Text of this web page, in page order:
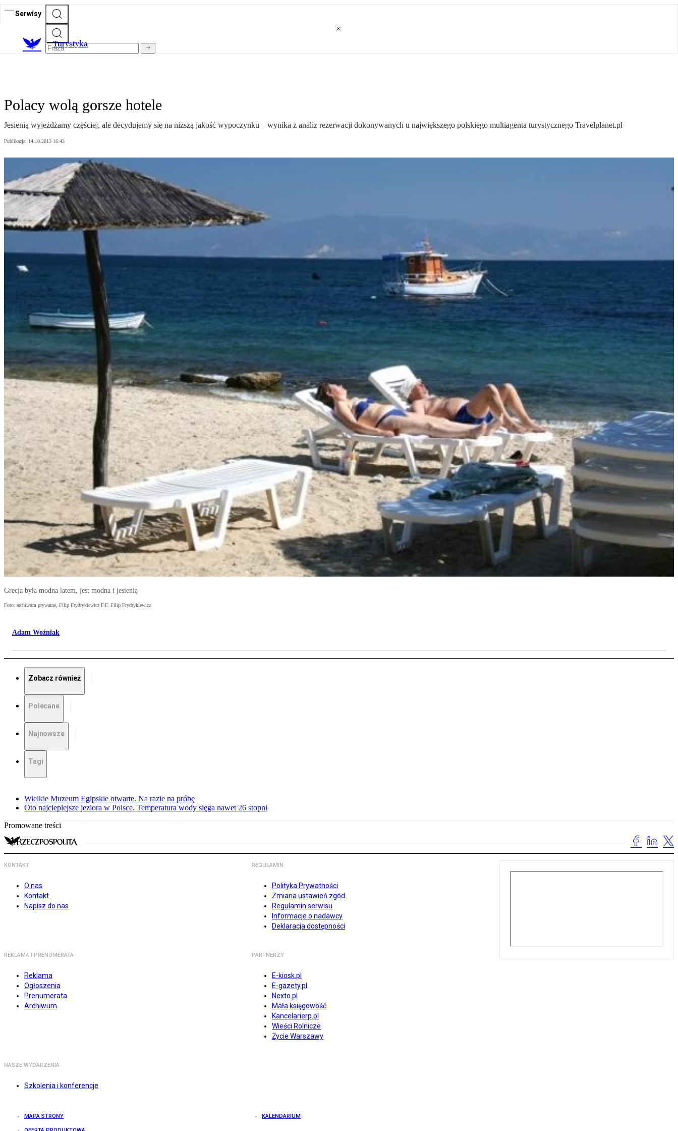
Serwisy
Turystyka
Polacy wolą gorsze hotele
Jesienią wyjeżdżamy częściej, ale decydujemy się na niższą jakość wypoczynku – wynika z analiz rezerwacji dokonywanych u największego polskiego multiagenta turystycznego Travelplanet.pl
Publikacja: 14.10.2013 16:43
Grecja była modna latem, jest modna i jesienią
Foto: archiwum prywatne, Filip Frydrykiewicz F.F. Filip Frydrykiewicz
Adam Woźniak
Zobacz również
Polecane
Najnowsze
Tagi
Wielkie Muzeum Egipskie otwarte. Na razie na próbę
Oto najcieplejsze jeziora w Polsce. Temperatura wody sięga nawet 26 stopni
Promowane treści
KONTAKT
O nas
Kontakt
Napisz do nas
REGULAMIN
Polityka Prywatności
Zmiana ustawień zgód
Regulamin serwisu
Informacje o nadawcy
Deklaracja dostępności
REKLAMA I PRENUMERATA
Reklama
Ogłoszenia
Prenumerata
Archiwum
PARTNERZY
E-kiosk.pl
E-gazety.pl
Nexto.pl
Mała księgowość
Kancelarierp.pl
Wieści Rolnicze
Życie Warszawy
NASZE WYDARZENIA
Szkolenia i konferencje
MAPA STRONY KALENDARIUM